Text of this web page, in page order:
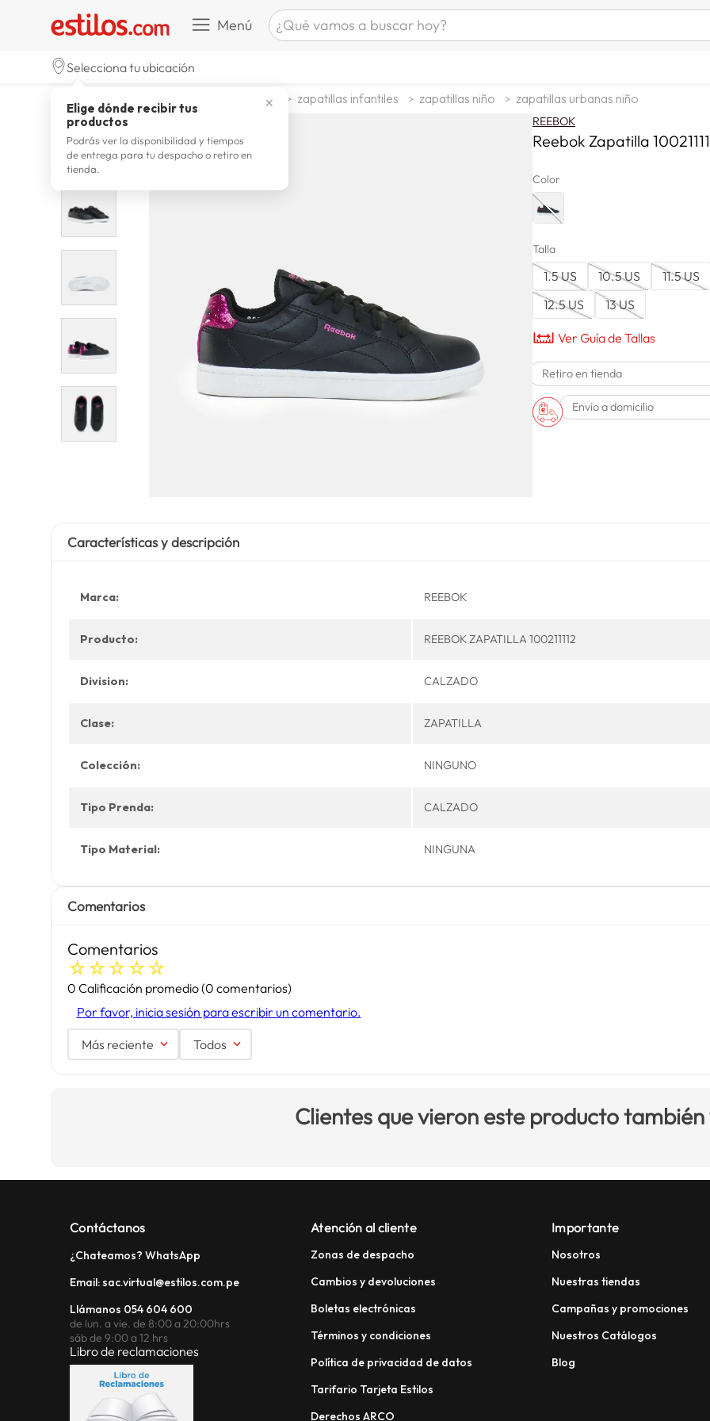
Menú ¿Qué vamos a buscar hoy?
zapatillas mujer
8. terrex
9. lavadora
10 spiderman
Selecciona tu ubicación
✕
Elige dónde recibir tus
productos
Podrás ver la disponibilidad y tiempos
de entrega para tu despacho o retiro en
tienda.
zapatillas zapatillas infantiles zapatillas niño zapatillas urbanas niño
REEBOK
Reebok Zapatilla
Color
Talla
1.5 US 10.5 US
11.5 US
12.5 US
13 US
Ver Guía de Tallas
Retiro en tienda
Envío a domicilio
Características y descripción
Marca: REEBOK
Producto: REEBOK ZAPATILLA 100211112
Division: CALZADO
Clase: ZAPATILLA
Colección: NINGUNO
Tipo Prenda: CALZADO
Tipo Material: NINGUNA
Comentarios
Comentarios
☆☆☆☆☆
0 Calificación promedio(0 comentarios)
Por favor, inicia sesión para escribir un comentario.
Más reciente Todos
Clientes que vieron este producto
Contáctanos
¿Chateamos? WhatsApp
Email: sac.virtual@estilos.com.pe
Llámanos 054 604 600
de lun. a vie. de 8:00 a 20:00hrs
sáb de 9:00 a 12 hrs
Libro de reclamaciones
Atención al cliente
Zonas de despacho
Cambios y devoluciones
Boletas electrónicas
Términos y condiciones
Política de privacidad de datos
Tarifario Tarjeta Estilos
Derechos ARCO
Importante
Nosotros
Nuestras tiendas
Campañas y promociones
Nuestros Catálogos
Blog